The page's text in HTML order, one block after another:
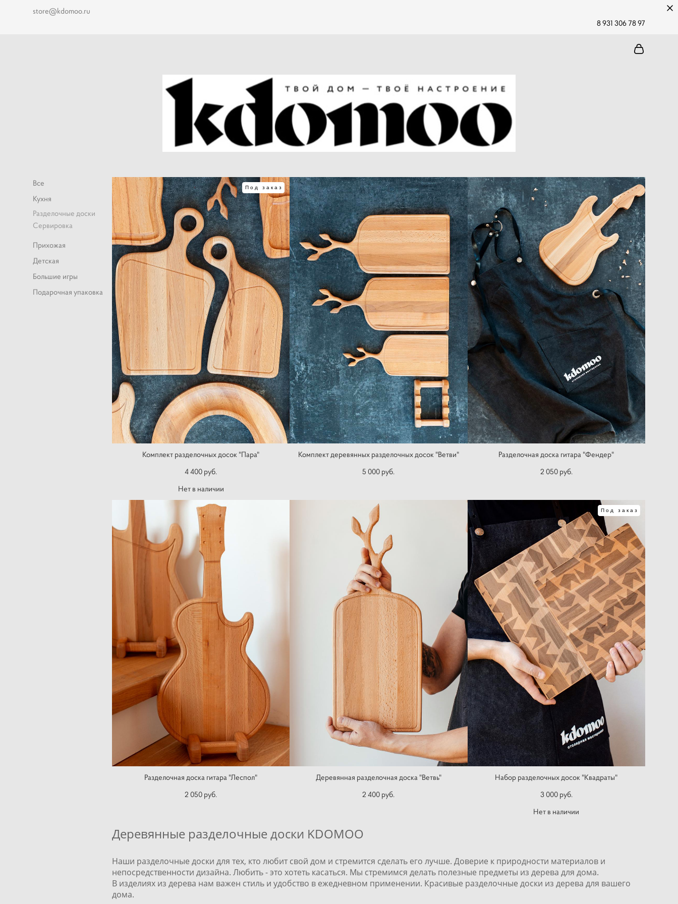
store@kdomoo.ru
8 931 306 78 97
Все
Кухня
Разделочные доски
Сервировка
Прихожая
Детская
Большие игры
Подарочная упаковка
Под заказ
Комплект разделочных досок "Пара"
4 400 pуб.
Нет в наличии
Комплект деревянных разделочных досок "Ветви"
5 000 pуб.
Разделочная доска гитара "Фендер"
2 050 pуб.
Разделочная доска гитара "Леспол"
2 050 pуб.
Деревянная разделочная доска "Ветвь"
2 400 pуб.
Под заказ
Набор разделочных досок "Квадраты"
3 000 pуб.
Нет в наличии
Деревянные разделочные доски KDOMOO
Наши разделочные доски для тех, кто любит свой дом и стремится сделать его лучше. Доверие к природности материалов и
непосредственности дизайна. Любить - это хотеть касаться. Мы стремимся делать полезные предметы из дерева для дома.
В изделиях из дерева нам важен стиль и удобство в ежедневном применении. Красивые разделочные доски из дерева для вашего
дома.